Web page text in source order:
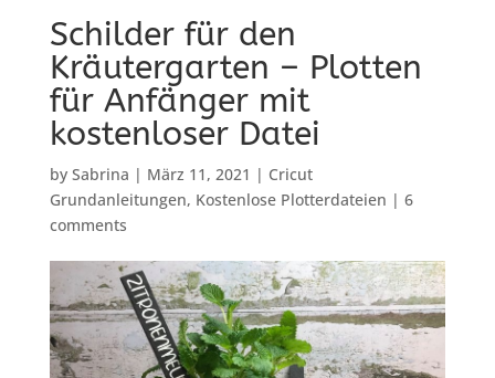
Schilder für den
Kräutergarten – Plotten
für Anfänger mit
kostenloser Datei
by Sabrina | März 11, 2021 | Cricut
Grundanleitungen, Kostenlose Plotterdateien | 6
comments